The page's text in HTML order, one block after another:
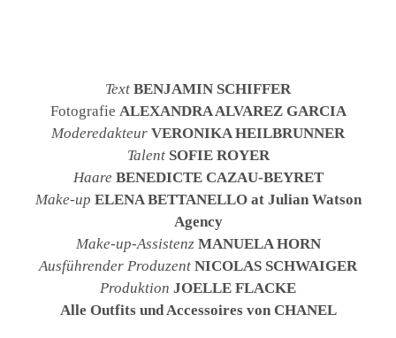
Text BENJAMIN SCHIFFER
Fotografie ALEXANDRA ALVAREZ GARCIA
Moderedakteur VERONIKA HEILBRUNNER
Talent SOFIE ROYER
Haare BENEDICTE CAZAU-BEYRET
Make-up ELENA BETTANELLO at Julian Watson
Agency
Make-up-Assistenz MANUELA HORN
Ausführender Produzent NICOLAS SCHWAIGER
Produktion JOELLE FLACKE
Alle Outfits und Accessoires von CHANEL